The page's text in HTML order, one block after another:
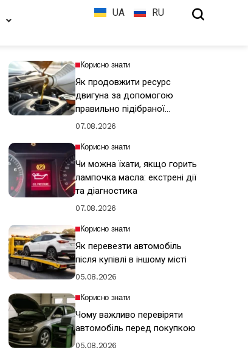
UA RU
Корисно знати
Як продовжити ресурс
двигуна за допомогою
правильно підібраної
моторної оливи
07.08.2026
Корисно знати
Чи можна їхати, якщо горить
лампочка масла: екстрені дії
та діагностика
07.08.2026
Корисно знати
Як перевезти автомобіль
після купівлі в іншому місті
05.08.2026
Корисно знати
Чому важливо перевіряти
автомобіль перед покупкою
05.08.2026